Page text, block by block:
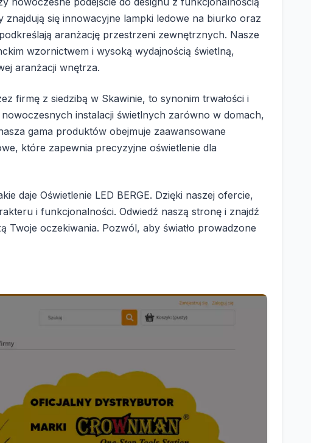
się innowacyjne lampki ledowe na biurko oraz
aranżację przestrzeni zewnętrznych. Nasze
wzornictwem i wysoką wydajnością świetlną,
aranżacji wnętrza.
firmę z siedzibą w Skawinie, to synonim trwałości i
instalacji świetlnych zarówno w domach,
gama produktów obejmuje zaawansowane
które zapewnia precyzyjne oświetlenie dla
daje Oświetlenie LED BERGE. Dzięki naszej ofercie,
i funkcjonalności. Odwiedź naszą stronę i znajdź
oczekiwania. Pozwól, aby światło prowadzone